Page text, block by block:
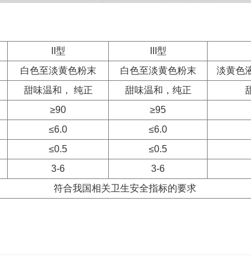
II型 III型
白色至淡黄色粉末 白色至淡黄色粉末
淡黄色
甜味温和， 纯正 甜味温和，纯正
≥90 ≥95
≤6.0 ≤6.0
≤0.5 ≤0.5
3-6 3-6
符合我国相关卫生安全指标的要求